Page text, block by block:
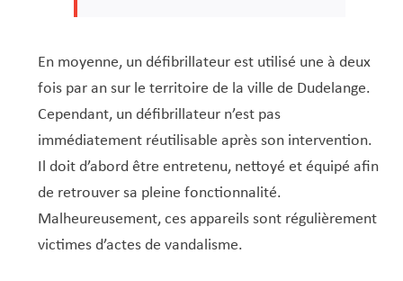
En moyenne, un défibrillateur est utilisé une à deux
fois par an sur le territoire de la ville de Dudelange.
Cependant, un défibrillateur n’est pas
immédiatement réutilisable après son intervention.
Il doit d’abord être entretenu, nettoyé et équipé afin
de retrouver sa pleine fonctionnalité.
Malheureusement, ces appareils sont régulièrement
victimes d’actes de vandalisme.